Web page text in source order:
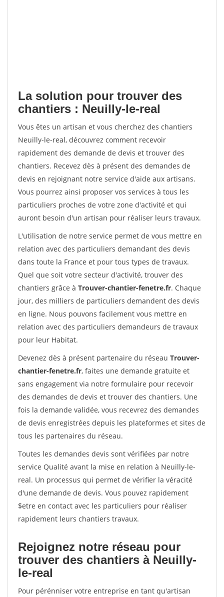
La solution pour trouver des
chantiers : Neuilly-le-real
Vous êtes un artisan et vous cherchez des chantiers
Neuilly-le-real, découvrez comment recevoir
rapidement des demande de devis et trouver des
chantiers. Recevez dès à présent des demandes de
devis en rejoignant notre service d'aide aux artisans.
Vous pourrez ainsi proposer vos services à tous les
particuliers proches de votre zone d'activité et qui
auront besoin d'un artisan pour réaliser leurs travaux.
L'utilisation de notre service permet de vous mettre en
relation avec des particuliers demandant des devis
dans toute la France et pour tous types de travaux.
Quel que soit votre secteur d'activité, trouver des
chantiers grâce à Trouver-chantier-fenetre.fr. Chaque
jour, des milliers de particuliers demandent des devis
en ligne. Nous pouvons facilement vous mettre en
relation avec des particuliers demandeurs de travaux
pour leur Habitat.
Devenez dès à présent partenaire du réseau Trouver-
chantier-fenetre.fr, faites une demande gratuite et
sans engagement via notre formulaire pour recevoir
des demandes de devis et trouver des chantiers. Une
fois la demande validée, vous recevrez des demandes
de devis enregistrées depuis les plateformes et sites de
tous les partenaires du réseau.
Toutes les demandes devis sont vérifiées par notre
service Qualité avant la mise en relation à Neuilly-le-
real. Un processus qui permet de vérifier la véracité
d'une demande de devis. Vous pouvez rapidement
$etre en contact avec les particuliers pour réaliser
rapidement leurs chantiers travaux.
Rejoignez notre réseau pour
trouver des chantiers à Neuilly-
le-real
Pour pérénniser votre entreprise en tant qu'artisan